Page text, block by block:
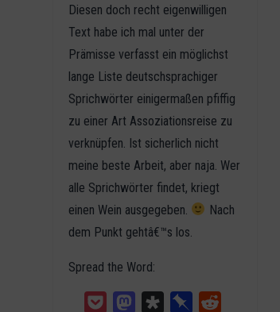
Diesen doch recht eigenwilligen
Text habe ich mal unter der
Prämisse verfasst ein möglichst
lange Liste deutschsprachiger
Sprichwörter einigermaßen pfiffig
zu einer Art Assoziationsreise zu
verknüpfen. Ist sicherlich nicht
meine beste Arbeit, aber naja. Wer
alle Sprichwörter findet, kriegt
einen Wein ausgegeben.
Nach
dem Punkt gehtâ€™s los.
Spread the Word:
Pocket MastodonDiasporaPinboard